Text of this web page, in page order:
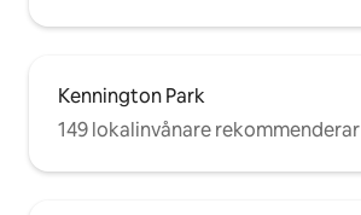
Kennington Park
149 lokalinvånare rekommenderar